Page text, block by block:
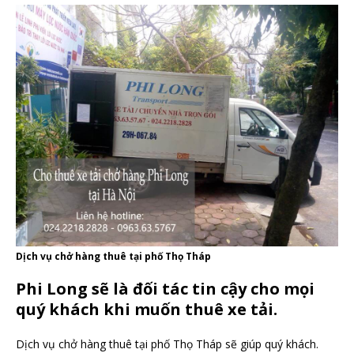
Dịch vụ chở hàng thuê tại phố Thọ Tháp
Phi Long sẽ là đối tác tin cậy cho mọi
quý khách khi muốn thuê xe tải.
Dịch vụ chở hàng thuê tại phố Thọ Tháp sẽ giúp quý khách.